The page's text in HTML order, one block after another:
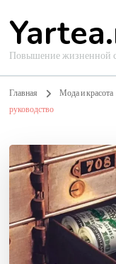
Повышение жизненной
Главная Мода и красота
руководство